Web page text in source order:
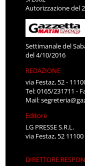
Autorizzazione del
Settimanale del
del 4/10/2016
REDAZIONE
via Festaz, 52 -
Tel: 0165/231711 -
Mail:
Editore
LG PRESSE S.R.L.
via Festaz, 52 11100
DIRETTORE